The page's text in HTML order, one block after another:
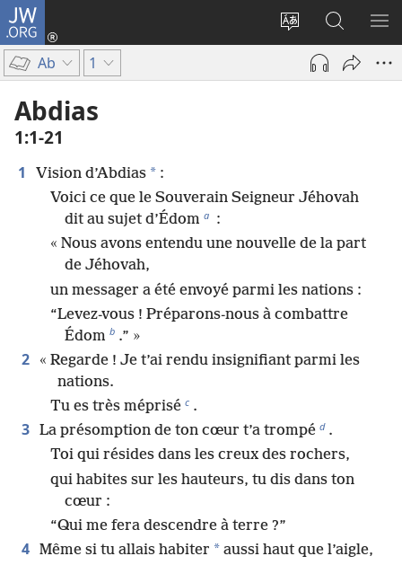
JW.ORG
Changer
langue
Se
connecter
sur
JW.ORG
Ab 1
Abdias
1​:​1-21
1 Vision d’Abdias * :
Voici ce que le Souverain Seigneur Jéhovah
dit au sujet d’Édom a :
« Nous avons entendu une nouvelle de la part
de Jéhovah,
un messager a été envoyé parmi les nations :
“Levez-vous ! Préparons-nous à combattre
Édom b .” »
2
« Regarde ! Je t’ai rendu insignifiant parmi les
nations.
Tu es très méprisé c .
3 La présomption de ton cœur t’a trompé d .
Toi qui résides dans les creux des rochers,
qui habites sur les hauteurs, tu dis dans ton
cœur :
“Qui me fera descendre à terre ?”
4 Même si tu allais habiter * aussi haut que l’aigle,